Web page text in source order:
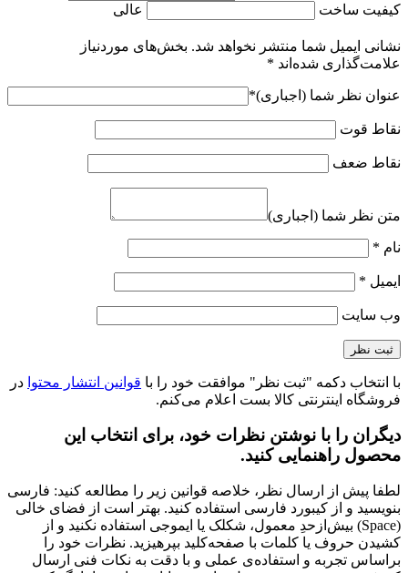
کیفیت ساخت
عالی
نشانی ایمیل شما منتشر نخواهد شد. بخش‌های موردنیاز
علامت‌گذاری شده‌اند *
عنوان نظر شما (اجباری)*
نقاط قوت
نقاط ضعف
متن نظر شما (اجباری)
نام *
ایمیل *
وب‌ سایت
با انتخاب دکمه "ثبت نظر" موافقت خود را با قوانین انتشار محتوا در
فروشگاه اینترنتی کالا بست اعلام می‌کنم.
دیگران را با نوشتن نظرات خود، برای انتخاب این
محصول راهنمایی کنید.
لطفا پیش از ارسال نظر، خلاصه قوانین زیر را مطالعه کنید: فارسی
بنویسید و از کیبورد فارسی استفاده کنید. بهتر است از فضای خالی
(Space) بیش‌از‌حدِ معمول، شکلک یا ایموجی استفاده نکنید و از
کشیدن حروف یا کلمات با صفحه‌کلید بپرهیزید. نظرات خود را
براساس تجربه و استفاده‌ی عملی و با دقت به نکات فنی ارسال